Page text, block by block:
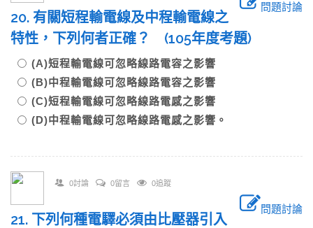
問題討論
20. 有關短程輸電線及中程輸電線之
特性，下列何者正確？ (105年度考題)
(A)短程輸電線可忽略線路電容之影響
(B)中程輸電線可忽略線路電容之影響
(C)短程輸電線可忽略線路電感之影響
(D)中程輸電線可忽略線路電感之影響。
0討論 0留言 0追蹤
問題討論
21. 下列何種電驛必須由比壓器引入